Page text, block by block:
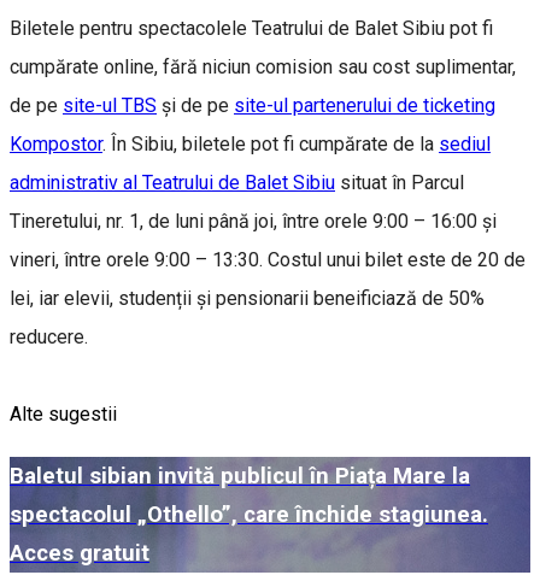
Biletele pentru spectacolele Teatrului de Balet Sibiu pot fi
cumpărate online, fără niciun comision sau cost suplimentar,
de pe site-ul TBS și de pe site-ul partenerului de ticketing
Kompostor. În Sibiu, biletele pot fi cumpărate de la sediul
administrativ al Teatrului de Balet Sibiu situat în Parcul
Tineretului, nr. 1, de luni până joi, între orele 9:00 – 16:00 și
vineri, între orele 9:00 – 13:30. Costul unui bilet este de 20 de
lei, iar elevii, studenții și pensionarii beneificiază de 50%
reducere.
Alte sugestii
Baletul sibian invită publicul în Piața Mare la
spectacolul „Othello”, care închide stagiunea.
Acces gratuit